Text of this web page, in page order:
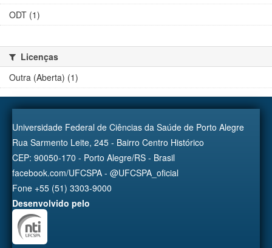
ODT (1)
Licenças
Outra (Aberta) (1)
Universidade Federal de Ciências da Saúde de Porto Alegre
Rua Sarmento Leite, 245 - Bairro Centro Histórico
CEP: 90050-170 - Porto Alegre/RS - Brasil
facebook.com/UFCSPA - @UFCSPA_oficial
Fone +55 (51) 3303-9000
Desenvolvido pelo